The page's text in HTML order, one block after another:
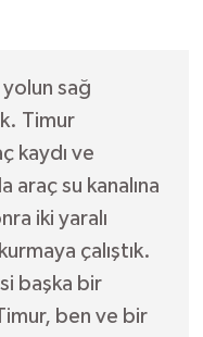
sağ
Timur
kaydı ve
araç su kanalına
iki yaralı
çalıştık.
başka bir
ben ve bir